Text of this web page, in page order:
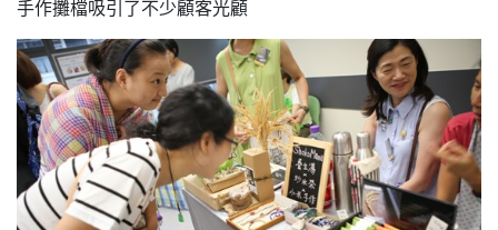
手作攤檔吸引了不少顧客光顧